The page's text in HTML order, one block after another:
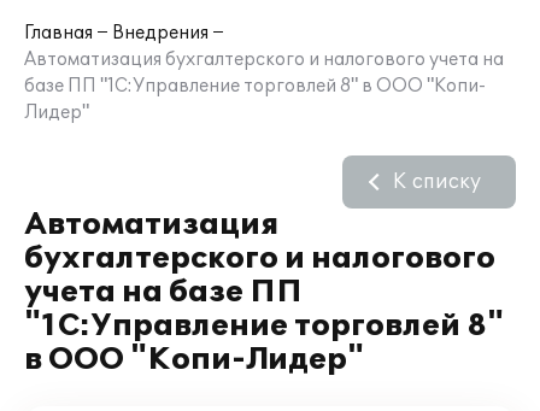
Главная
Внедрения
Автоматизация бухгалтерского и налогового учета на
базе ПП "1С:Управление торговлей 8" в ООО "Копи-
Лидер"
Автоматизация
бухгалтерского и налогового
учета на базе ПП
"1С:Управление торговлей 8"
в ООО "Копи-Лидер"
К списку